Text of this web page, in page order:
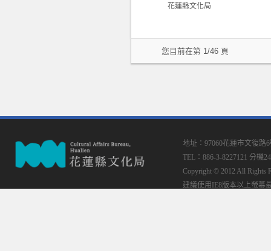
花蓮縣文化局
您目前在第 1/46 頁
地址：97060花蓮市文復路
TEL：886-3-8227121 分機
Copyright © 2012 All Rights
建議使用IE8版本以上螢幕